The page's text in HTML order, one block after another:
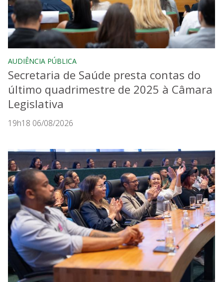
AUDIÊNCIA PÚBLICA
Secretaria de Saúde presta contas do
último quadrimestre de 2025 à Câmara
Legislativa
19h18 06/08/2026